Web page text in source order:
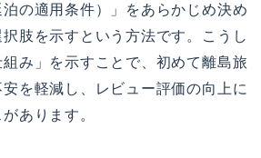
の適用条件）」をあらかじめ決め
肢を示すという方法です。こうし
み」を示すことで、初めて離島旅
を軽減し、レビュー評価の向上に
あります。